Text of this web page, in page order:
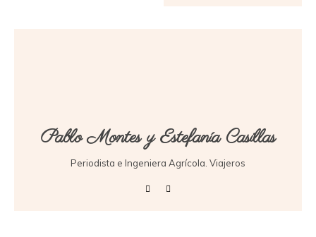
Pablo Montes y Estefanía Casillas
Periodista e Ingeniera Agrícola. Viajeros